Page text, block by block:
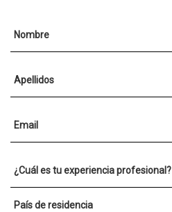
Nombre
Apellidos
Email
¿Cuál es tu experiencia profesional?
País de residencia